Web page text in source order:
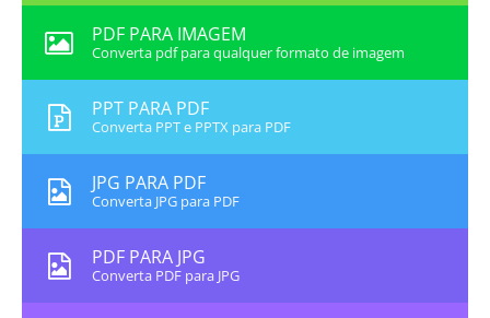
PDF PARA IMAGEM
Converta pdf para qualquer formato de imagem
PPT PARA PDF
Converta PPT e PPTX para PDF
JPG PARA PDF
Converta JPG para PDF
PDF PARA JPG
Converta PDF para JPG